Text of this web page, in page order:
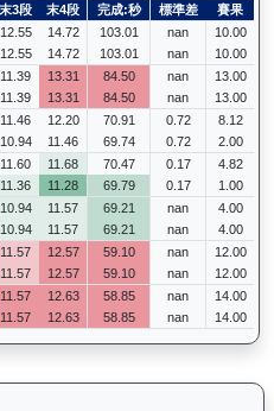
末3段 末4段 完成:秒 標準差 賽果
12.55 14.72 103.01 nan
10.00
12.55 14.72 103.01 nan 10.00
11.39 13.31 84.50 nan
13.00
11.39 13.31 84.50 nan 13.00
11.46 12.20 70.91 0.72
8.12
10.94 11.46 69.74 0.72 2.00
11.60 11.68 70.47 0.17
4.82
11.36 11.28 69.79 0.17 1.00
10.94 11.57 69.21 nan
4.00
10.94 11.57 69.21 nan 4.00
11.57 12.57 59.10 nan
12.00
11.57 12.57 59.10 nan 12.00
11.57 12.63 58.85 nan
14.00
11.57 12.63 58.85 nan 14.00